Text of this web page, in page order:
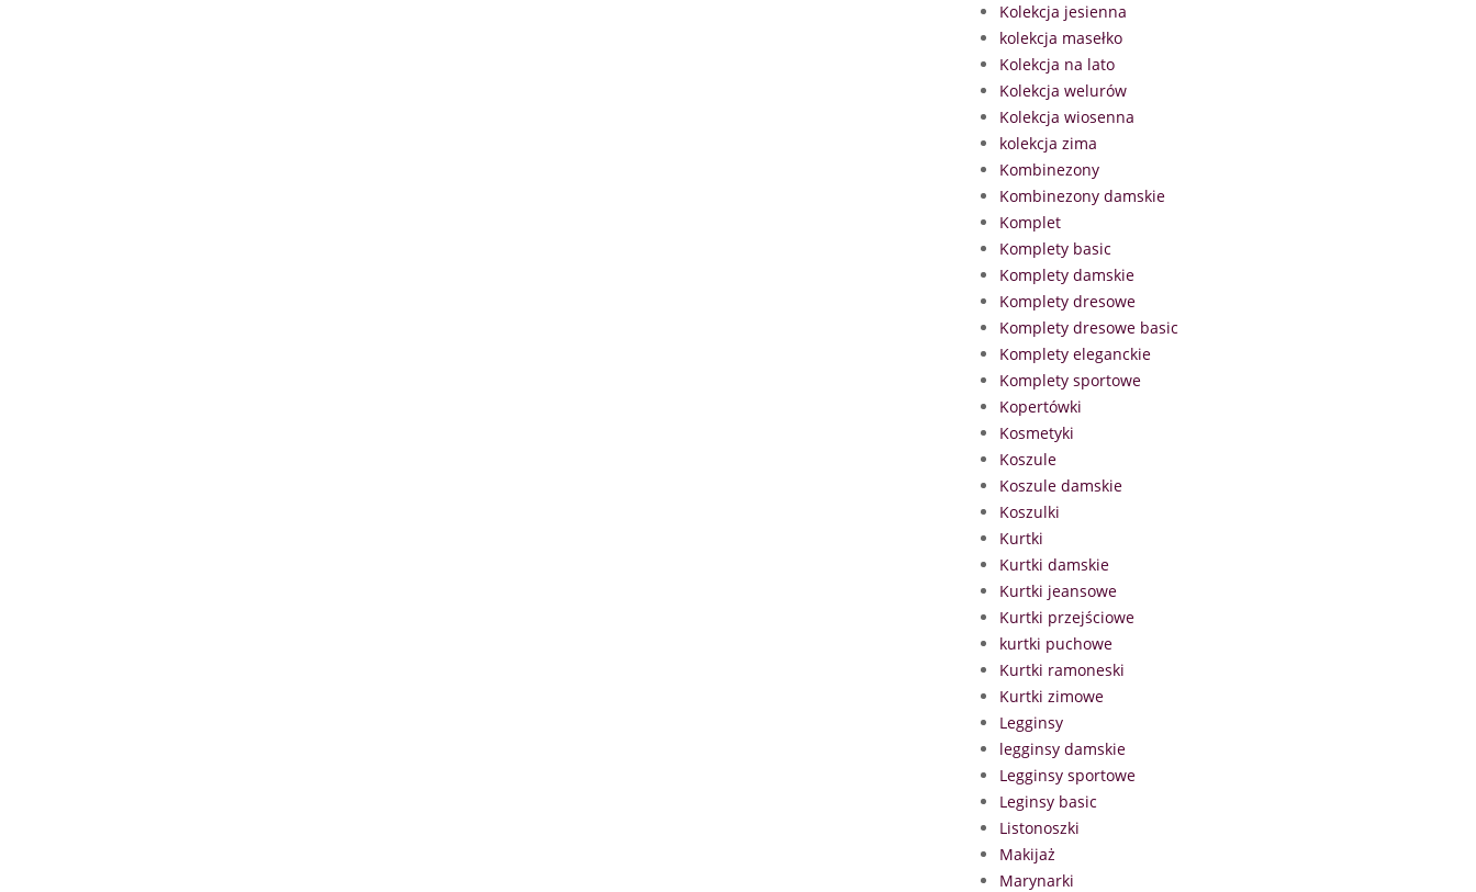
Kolekcja jesienna
kolekcja masełko
Kolekcja na lato
Kolekcja welurów
Kolekcja wiosenna
kolekcja zima
Kombinezony
Kombinezony damskie
Komplet
Komplety basic
Komplety damskie
Komplety dresowe
Komplety dresowe basic
Komplety eleganckie
Komplety sportowe
Kopertówki
Kosmetyki
Koszule
Koszule damskie
Koszulki
Kurtki
Kurtki damskie
Kurtki jeansowe
Kurtki przejściowe
kurtki puchowe
Kurtki ramoneski
Kurtki zimowe
Legginsy
legginsy damskie
Legginsy sportowe
Leginsy basic
Listonoszki
Makijaż
Marynarki